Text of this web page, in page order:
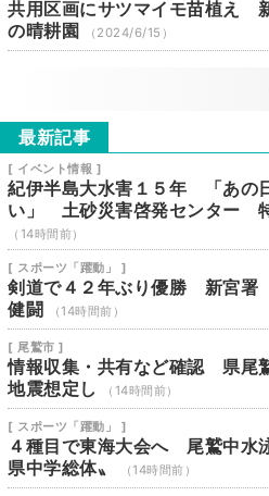
共用区画にサツマイモ苗植え
の晴耕園
（2024/6/15）
最新記事
[ イベント情報 ]
紀伊半島大水害１５年 「あの
い」 土砂災害啓発センター
（14時間前）
[ スポーツ「躍動」 ]
剣道で４２年ぶり優勝 新宮署
健闘
（14時間前）
[ 尾鷲市 ]
情報収集・共有など確認 県尾
地震想定し
（14時間前）
[ スポーツ「躍動」 ]
４種目で東海大会へ 尾鷲中
県中学総体〟
（14時間前）